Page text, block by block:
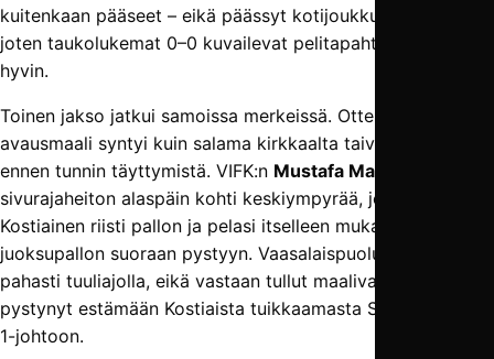
kuitenkaan pääseet – eikä päässyt kotijoukkue VIFK:kaan,
joten taukolukemat 0–0 kuvailevat pelitapahtumia erittäin
hyvin.
Toinen jakso jatkui samoissa merkeissä. Ottelun
avausmaali syntyi kuin salama kirkkaalta taivaalta hieman
ennen tunnin täyttymistä. VIFK:n Mustafa Maki
sivurajaheiton alaspäin kohti keskiympyrää, jossa Roope
Kostiainen riisti pallon ja pelasi itselleen mukavan
juoksupallon suoraan pystyyn. Vaasalaispuolustus oli
pahasti tuuliajolla, eikä vastaan tullut maalivahtikaan
pystynyt estämään Kostiaista tuikkaamasta Sinipaitoja 0–
1-johtoon.